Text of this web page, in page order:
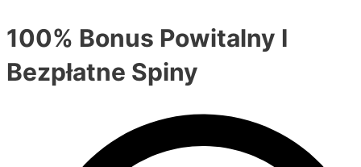
100% Bonus Powitalny I
Bezpłatne Spiny